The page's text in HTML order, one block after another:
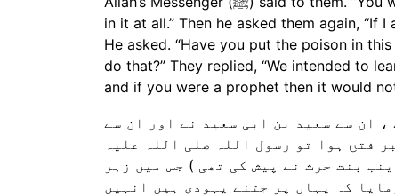
in it at all.” Then he asked them again, “If
He asked. “Have you put the poison in this
do that?” They replied, “We intended to
and if you were a prophet then it would
ان سے سعید بن ابی سعید نے اور ان سے
فتح ہوا تو رسول اللہ صلی اللہ علیہ
بنت حرث نے پیش کی تھی ) جس میں زہر
کہ یہاں پر جتنے یہودی ہیں انہیں